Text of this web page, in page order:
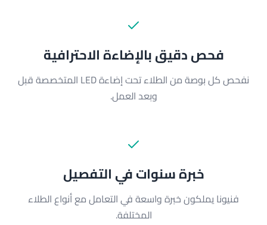
فحص دقيق بالإضاءة الاحترافية
نفحص كل بوصة من الطلاء تحت إضاءة LED المتخصصة قبل
وبعد العمل.
خبرة سنوات في التفصيل
فنيونا يملكون خبرة واسعة في التعامل مع أنواع الطلاء
المختلفة.